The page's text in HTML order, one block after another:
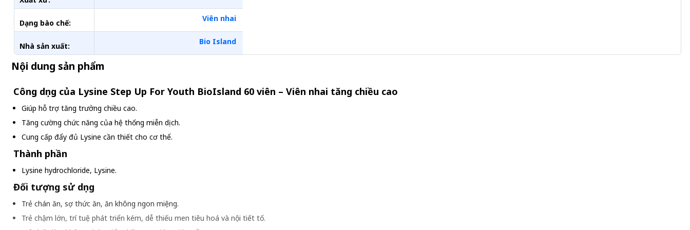
Dạng bào chế: Viên nhai
Nhà sản xuất: Bio Island
Nội dung sản phẩm
Công dụng của Lysine Step Up For Youth BioIsland 60 viên – Viên nhai tăng chiều cao
Giúp hỗ trợ tăng trưởng chiều cao.
Tăng cường chức năng của hệ thống miễn dịch.
Cung cấp đẩy đủ Lysine cần thiết cho cơ thể.
Thành phần
Lysine hydrochloride, Lysine.
Đối tượng sử dụng
Trẻ chán ăn, sợ thức ăn, ăn không ngon miệng.
Trẻ chậm lớn, trí tuệ phát triển kém, dễ thiếu men tiêu hoá và nội tiết tố.